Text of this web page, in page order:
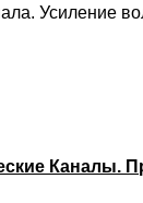
Усиление
Каналы.